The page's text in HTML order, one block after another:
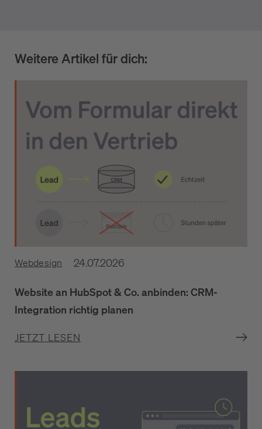
Weitere Artikel für dich:
Webdesign 24.07.2026
Website an HubSpot & Co. anbinden: CRM-
Integration richtig planen
JETZT LESEN